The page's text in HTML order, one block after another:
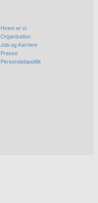
Hvem er vi
Organisation
Job og Karriere
Presse
Persondatapolitik